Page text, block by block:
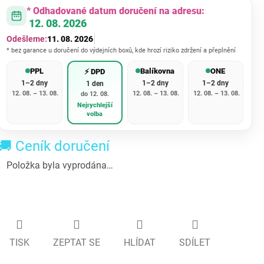
* Odhadované datum doručení na adresu:
12. 08. 2026
Odešleme:11. 08. 2026
* bez garance u doručení do výdejních boxů, kde hrozí riziko zdržení a přeplnění
PPL
1–2 dny
12. 08. – 13. 08.
⚡ DPD
1 den
do 12. 08.
Nejrychlejší
volba
Balíkovna
1–2 dny
12. 08. – 13. 08.
ONE
1–2 dny
12. 08. – 13. 08.
Ceník doručení
Položka byla vyprodána…
TISK ZEPTAT SE HLÍDAT SDÍLET